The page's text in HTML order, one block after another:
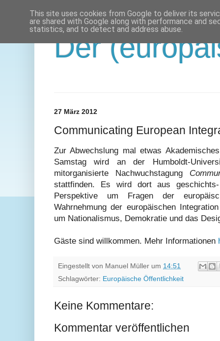
Der
27 März 2012
Communicating European
Zur Abwechslung mal etwas
Samstag wird an der Humboldt-
mitorganisierte Nachwuchstagung
stattfinden. Es wird dort aus
Perspektive um Fragen der
Wahrnehmung der europäischen
um Nationalismus, Demokratie und das
Gäste sind willkommen. Mehr Informationen
Eingestellt von Manuel Müller um 14:51
Schlagwörter: Europäische Öffentlichkeit
Keine Kommentare:
Kommentar veröffentlichen
This site uses cookies from Google to deliver its
are shared with Google along with performance and
statistics, and to detect and address abuse.